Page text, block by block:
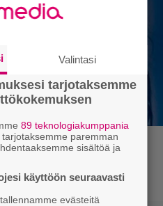
-tapahtuma
– muista
konsertti
Valintasi
tarjotaksemme
89 teknologiakumppania
paremman
sisältöä ja
käyttöön seuraavasti
evästeitä